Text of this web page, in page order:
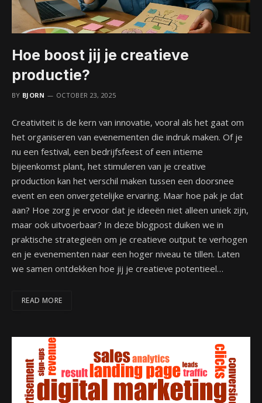
Hoe boost jij je creatieve
productie?
BY BJORN OCTOBER 23, 2025
Creativiteit is de kern van innovatie, vooral als het gaat om
het organiseren van evenementen die indruk maken. Of je
nu een festival, een bedrijfsfeest of een intieme
bijeenkomst plant, het stimuleren van je creative
production kan het verschil maken tussen een doorsnee
event en een onvergetelijke ervaring. Maar hoe pak je dat
aan? Hoe zorg je ervoor dat je ideeën niet alleen uniek zijn,
maar ook uitvoerbaar? In deze blogpost duiken we in
praktische strategieën om je creatieve output te verhogen
en je evenementen naar een hoger niveau te tillen. Laten
we samen ontdekken hoe jij je creatieve potentieel…
READ MORE